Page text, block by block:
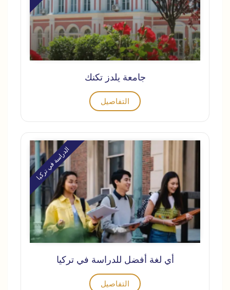
جامعة يلدز تكنك
التفاصيل
الدراسة في تركيا
أي لغة أفضل للدراسة في تركيا
التفاصيل